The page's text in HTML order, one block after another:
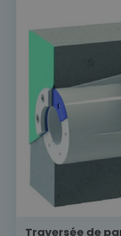
Traversée de